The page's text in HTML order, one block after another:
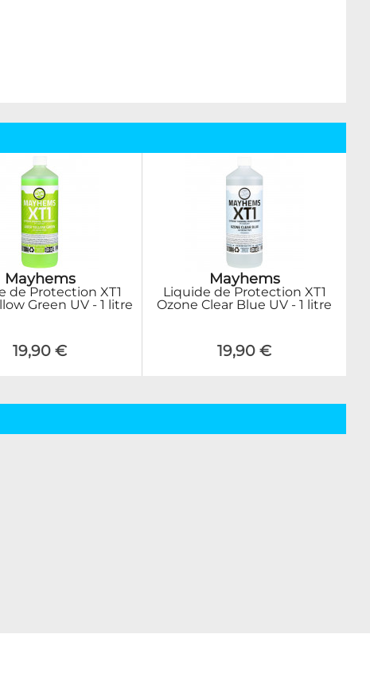
Mayhems
de Protection XT1
Green UV - 1 litre
19,90 €
Mayhems
Liquide de Protection XT1
Ozone Clear Blue UV - 1 litre
19,90 €